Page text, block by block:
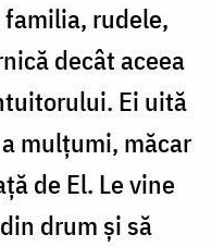
rudele,
decât aceea
Ei uită
mulţumi, măcar
de El. Le vine
drum şi să